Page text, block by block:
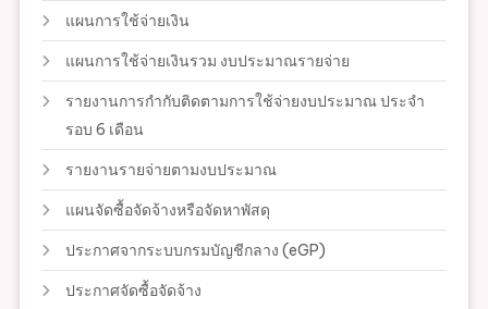
แผนการใช้จ่ายเงิน
แผนการใช้จ่ายเงินรวม งบประมาณรายจ่าย
รายงานการกำกับติดตามการใช้จ่ายงบประมาณ ประจำ
รอบ 6 เดือน
รายงานรายจ่ายตามงบประมาณ
แผนจัดซื้อจัดจ้างหรือจัดหาพัสดุ
ประกาศจากระบบกรมบัญชีกลาง (eGP)
ประกาศจัดซื้อจัดจ้าง